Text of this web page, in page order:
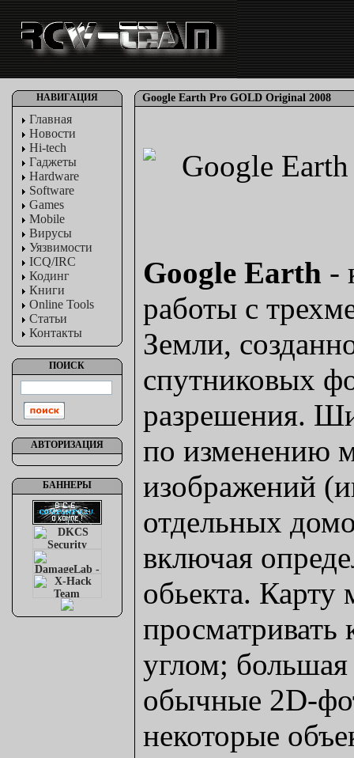
НАВИГАЦИЯ
Главная
Новости
Hi-tech
Гаджеты
Hardware
Software
Games
Mobile
Вирусы
Уязвимости
ICQ/IRC
Кодинг
Книги
Online Tools
Статьи
Контакты
ПОИСК
АВТОРИЗАЦИЯ
БАННЕРЫ
Google Earth Pro GOLD Original 2008
Google Earth -
работы с
Земли,
спутниковых
разрешения.
по изменению
изображений
отдельных
включая
обьекта.
углом; большая
обычные 2D-
некоторые